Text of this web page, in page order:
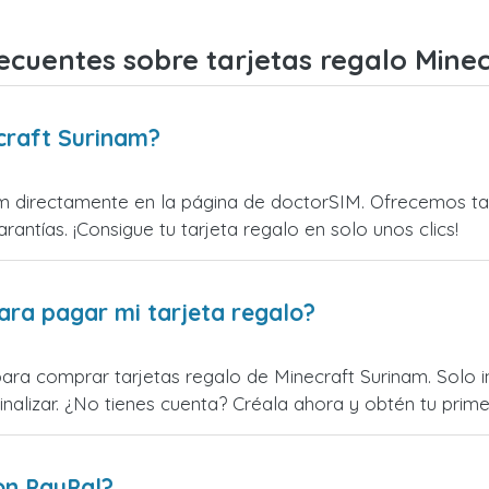
sobre tarjetas regalo
Surinam?
directamente en la página de doctorSIM. Ofrecemos
¡Consigue tu tarjeta regalo en solo unos clics!
pagar mi tarjeta regalo?
comprar tarjetas regalo de Minecraft Surinam. Solo
¿No tienes cuenta? Créala ahora y obtén tu